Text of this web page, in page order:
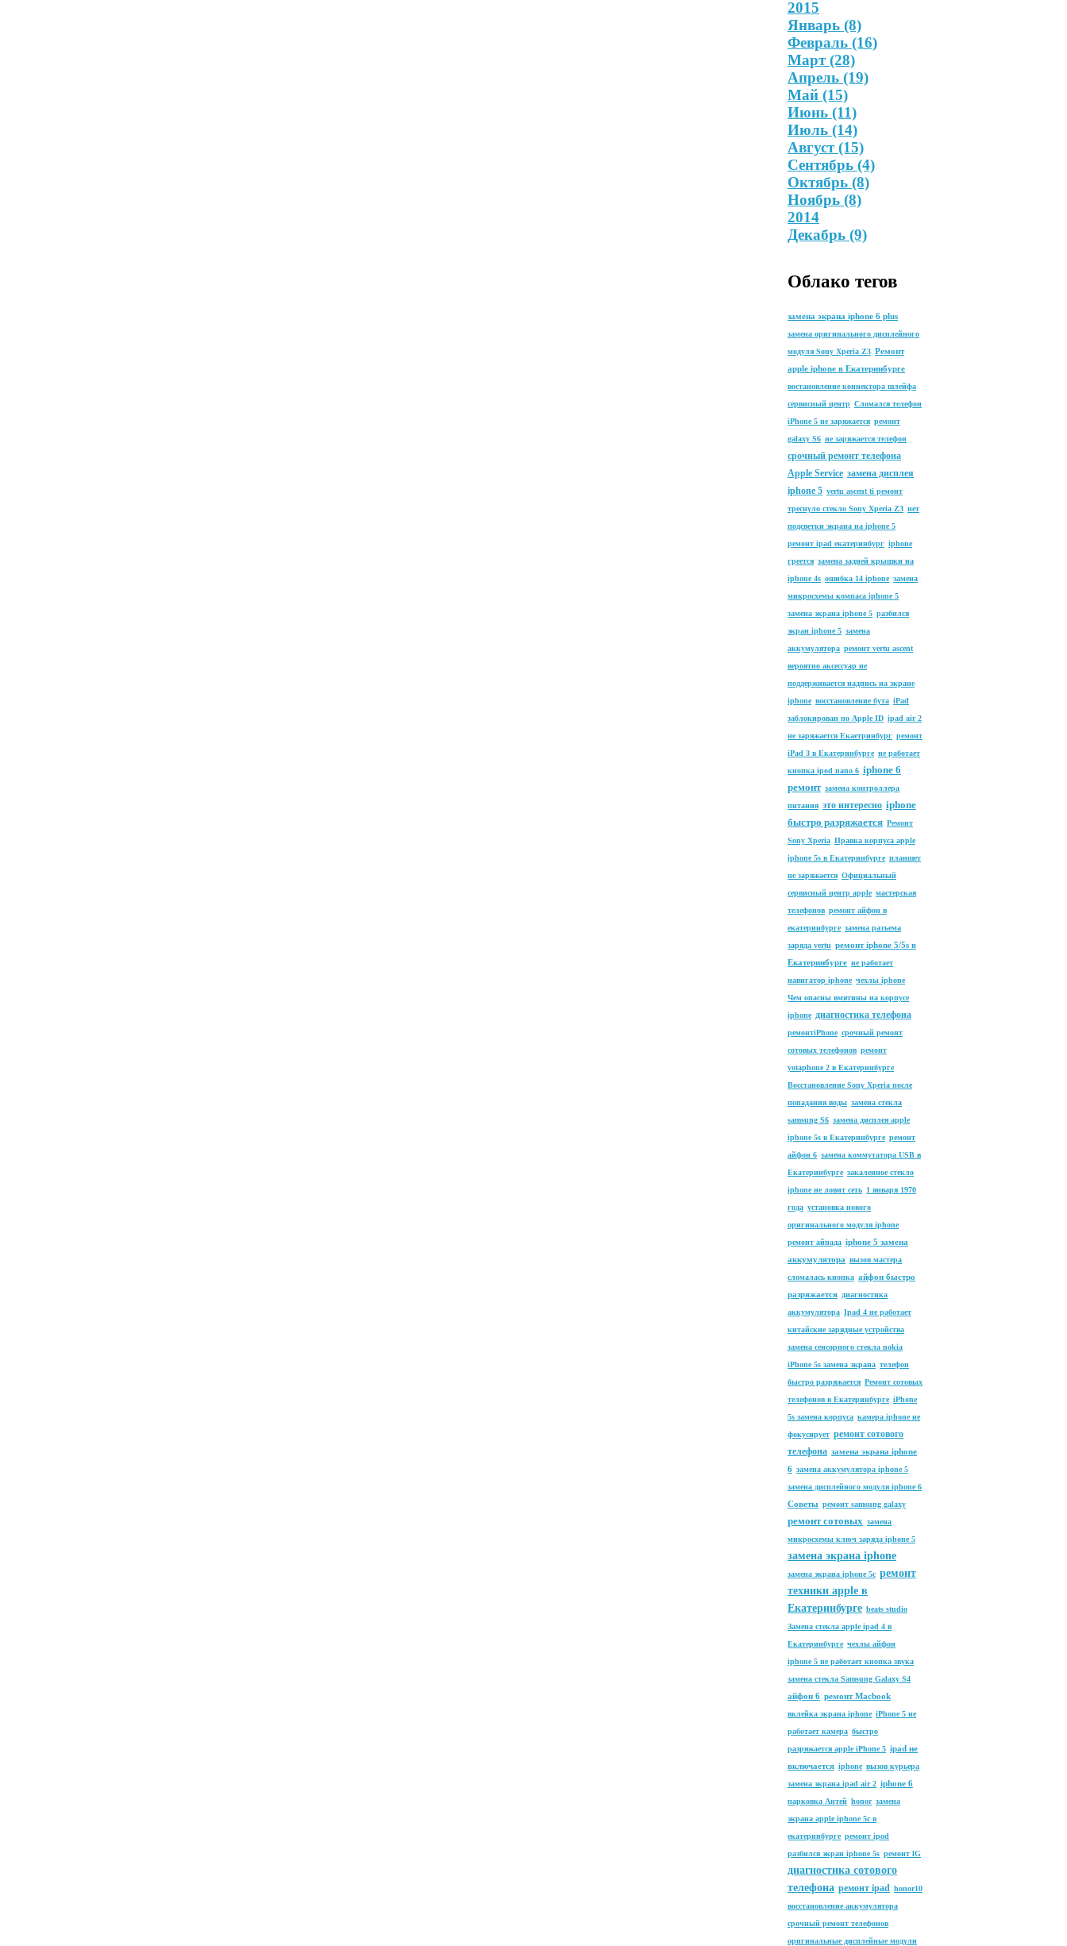
2015
Январь (8)
Февраль (16)
Март (28)
Апрель (19)
Май (15)
Июнь (11)
Июль (14)
Август (15)
Сентябрь (4)
Октябрь (8)
Ноябрь (8)
2014
Декабрь (9)
Облако тегов
замена экрана iphone 6 plus
замена оригинального дисплейного
модуля Sony Xperia Z3 Ремонт
apple iphone в Екатеринбурге
востановление коннектора шлейфа
сервисный центр Сломался телефон
iPhone 5 не заряжается ремонт
galaxy S6 не заряжается телефон
срочный ремонт телефона
Apple Service замена дисплея
iphone 5 vertu ascent ti ремонт
треснуло стекло Sony Xperia Z3 нет
подсветки экрана на iphone 5
ремонт ipad екатеринбург iphone
греется замена задней крышки на
iphone 4s ошибка 14 iphone замена
микросхемы компаса iphone 5
замена экрана iphone 5 разбился
экран iphone 5 замена
аккумулятора ремонт vertu ascent
вероятно аксессуар не
поддерживается надпись на экране
iphone восстановление бута iPad
заблокирован по Apple ID ipad air 2
не заряжается Екаетринбург ремонт
iPad 3 в Екатеринбурге не работает
кнопка ipod nano 6 iphone 6
ремонт замена контроллера
питания это интересно iphone
быстро разряжается Ремонт
Sony Xperia Правка корпуса apple
iphone 5s в Екатеринбурге планшет
не заряжается Официальный
сервисный центр apple мастерская
телефонов ремонт айфон в
екатеринбурге замена разъема
заряда vertu ремонт iphone 5/5s в
Екатеринбурге не работает
навигатор iphone чехлы iphone
Чем опасны вмятины на корпусе
iphone диагностика телефона
ремонтiPhone срочный ремонт
сотовых телефонов ремонт
yotaphone 2 в Екатеринбурге
Восстановление Sony Xperia после
попадания воды замена стекла
samsung S6 замена дисплея apple
iphone 5s в Екатеринбурге ремонт
айфон 6 замена коммутатора USB в
Екатеринбурге закаленное стекло
iphone не ловит сеть 1 января 1970
года установка нового
оригинального модуля iphone
ремонт айпада iphone 5 замена
аккумулятора вызов мастера
сломалась кнопка айфон быстро
разряжается диагностика
аккумулятора Ipad 4 не работает
китайские зарядные устройства
замена сенсорного стекла nokia
iPhone 5s замена экрана телефон
быстро разряжается Ремонт сотовых
телефонов в Екатеринбурге iPhone
5s замена корпуса камера iphone не
фокусирует ремонт сотового
телефона замена экрана iphone
6 замена аккумулятора iphone 5
замена дисплейного модуля iphone 6
Советы ремонт samsung galaxy
ремонт сотовых замена
микросхемы ключ заряда iphone 5
замена экрана iphone
замена экрана iphone 5c ремонт
техники apple в
Екатеринбурге beats studio
Замена стекла apple ipad 4 в
Екатеринбурге чехлы айфон
iphone 5 не работает кнопка звука
замена стекла Samsung Galaxy S4
айфон 6 ремонт Macbook
вклейка экрана iphone iPhone 5 не
работает камера быстро
разряжается apple iPhone 5 ipad не
включается iphone вызов курьера
замена экрана ipad air 2 iphone 6
парковка Антей honor замена
экрана apple iphone 5c в
екатеринбурге ремонт ipod
разбился экран iphone 5s ремонт lG
диагностика сотового
телефона ремонт ipad honor10
восстановление аккумулятора
срочный ремонт телефонов
оригинальные дисплейные модули